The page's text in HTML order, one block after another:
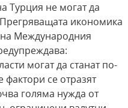
Турция не могат да
икономика
Международния
могат да станат по-
се отразят
голяма нужда от